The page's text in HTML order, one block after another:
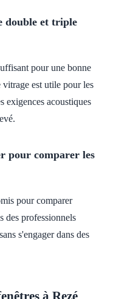
double et triple
pour une bonne
est utile pour les
exigences acoustiques
pour comparer les
pour comparer
des professionnels
s'engager dans des
à Rezé